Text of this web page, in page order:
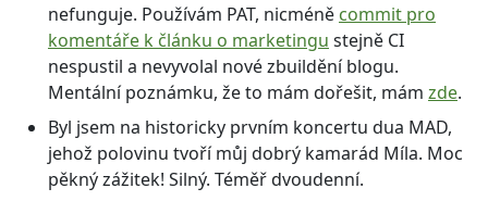
nefunguje. Používám PAT, nicméně commit pro
komentáře k článku o marketingu stejně CI
nespustil a nevyvolal nové zbuildění blogu.
Mentální poznámku, že to mám dořešit, mám zde.
Byl jsem na historicky prvním koncertu dua MAD,
jehož polovinu tvoří můj dobrý kamarád Míla. Moc
pěkný zážitek! Silný. Téměř dvoudenní.